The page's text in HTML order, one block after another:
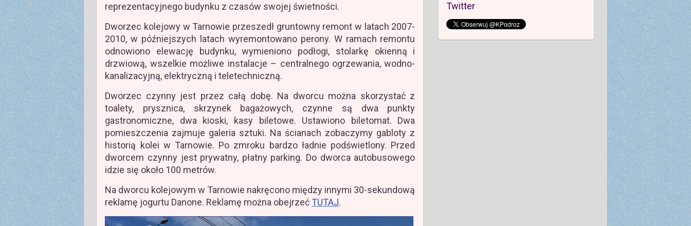
reprezentacyjnego budynku z czasów swojej świetności.
Dworzec kolejowy w Tarnowie przeszedł gruntowny remont w latach 2007-
2010, w późniejszych latach wyremontowano perony. W ramach remontu
odnowiono elewację budynku, wymieniono podłogi, stolarkę okienną i
drzwiową, wszelkie możliwe instalacje – centralnego ogrzewania, wodno-
kanalizacyjną, elektryczną i teletechniczną.
Dworzec czynny jest przez całą dobę. Na dworcu można skorzystać z
toalety, prysznica, skrzynek bagażowych, czynne są dwa punkty
gastronomiczne, dwa kioski, kasy biletowe. Ustawiono biletomat. Dwa
pomieszczenia zajmuje galeria sztuki. Na ścianach zobaczymy gabloty z
historią kolei w Tarnowie. Po zmroku bardzo ładnie podświetlony. Przed
dworcem czynny jest prywatny, płatny parking. Do dworca autobusowego
idzie się około 100 metrów.
Na dworcu kolejowym w Tarnowie nakręcono między innymi 30-sekundową
reklamę jogurtu Danone. Reklamę można obejrzeć TUTAJ.
Twitter